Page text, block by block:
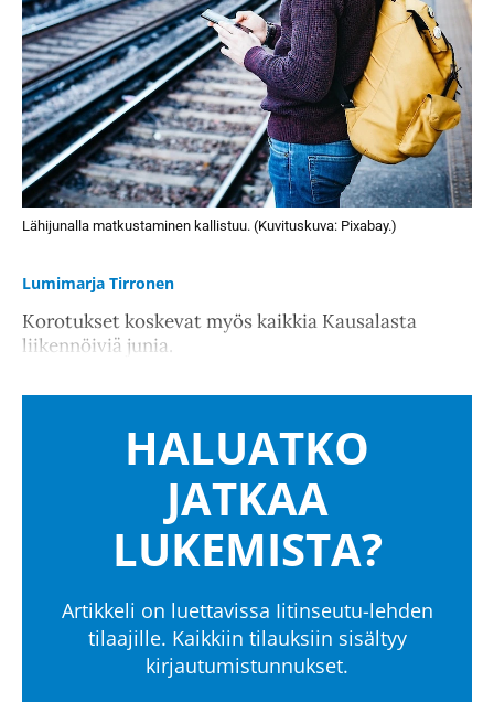
Lähijunalla matkustaminen kallistuu. (Kuvituskuva: Pixabay.)
Lumimarja Tirronen
Korotukset koskevat myös kaikkia Kausalasta
liikennöiviä junia.
HALUATKO
JATKAA
LUKEMISTA?
Artikkeli on luettavissa Iitinseutu-lehden
tilaajille. Kaikkiin tilauksiin sisältyy
kirjautumistunnukset.